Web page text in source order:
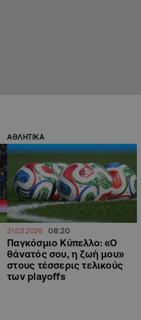
ΑΘΛΗΤΙΚΑ
31.03.2026 08:20
Παγκόσμιο Κύπελλο: «Ο
θάνατός σου, η ζωή μου»
στους τέσσερις τελικούς
των playoffs